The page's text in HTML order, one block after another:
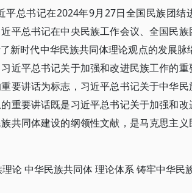
平总书记在2024年9月27日全国民族团结
平总书记在中央民族工作会议、全国民
新时代中华民族共同体理论观点的发展
近平总书记关于加强和改进民族工作的
要讲话为标志，习近平总书记关于中华
重要讲话既是习近平总书记关于加强和
共同体建设的纲领性文献，是马克思主
论 中华民族共同体 理论体系 铸牢中华民